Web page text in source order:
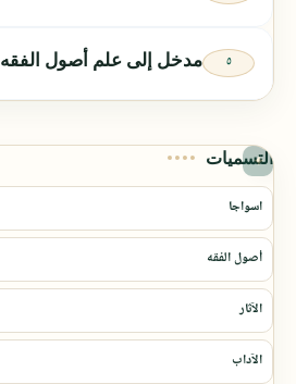
مدخل إلى علم أصول الفقه
التسميات